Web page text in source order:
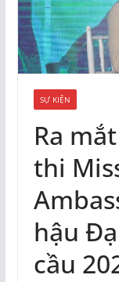
SỰ KIỆN
Ra
thi
hậu
cầu